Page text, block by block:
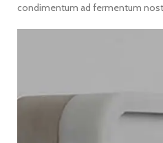
condimentum ad fermentum